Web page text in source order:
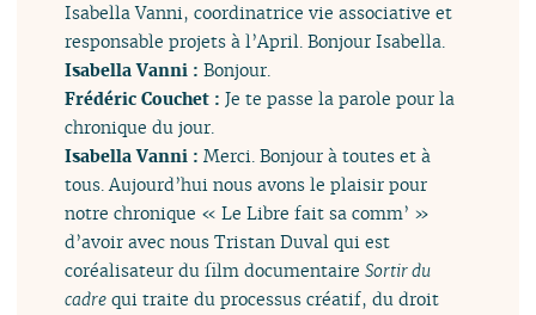
Isabella Vanni, coordinatrice vie associative et
responsable projets à l’April. Bonjour Isabella.
Isabella Vanni :Bonjour.
Frédéric Couchet :Je te passe la parole pour la
chronique du jour.
Isabella Vanni :Merci. Bonjour à toutes et à
tous. Aujourd’hui nous avons le plaisir pour
notre chronique « Le Libre fait sa comm’ »
d’avoir avec nous Tristan Duval qui est
coréalisateur du film documentaireSortir du
cadre qui traite du processus créatif, du droit